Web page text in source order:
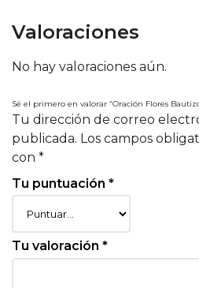
Valoraciones
No hay valoraciones aún.
Sé el primero en valorar “Oración Flores
Tu dirección de correo
publicada. Los campos
con *
Tu puntuación *
Tu valoración *